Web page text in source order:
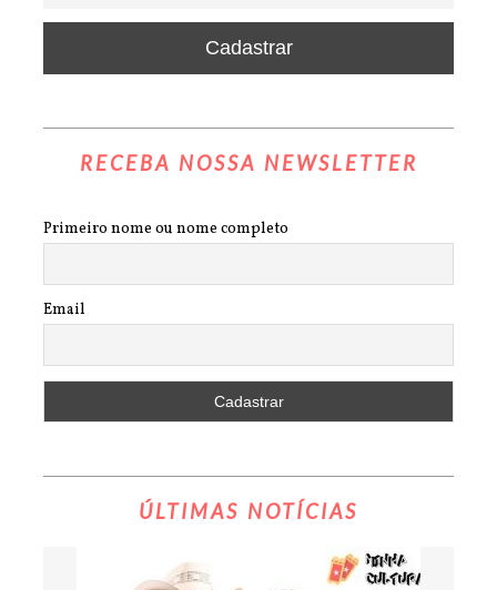
RECEBA NOSSA NEWSLETTER
Primeiro nome ou nome completo
Email
ÚLTIMAS NOTÍCIAS